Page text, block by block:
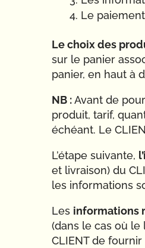
Le
Le choix des
sur le panier
panier, en haut à
NB :Avant de
produit, tarif,
échéant. Le
L’étape suivante,
et livraison) du
les informations
Les informations
(dans le cas où
CLIENT de